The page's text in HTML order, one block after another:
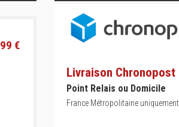
€
Livraison Chronopost
Point Relais ou Domicile
France Métropolitaine uniquement